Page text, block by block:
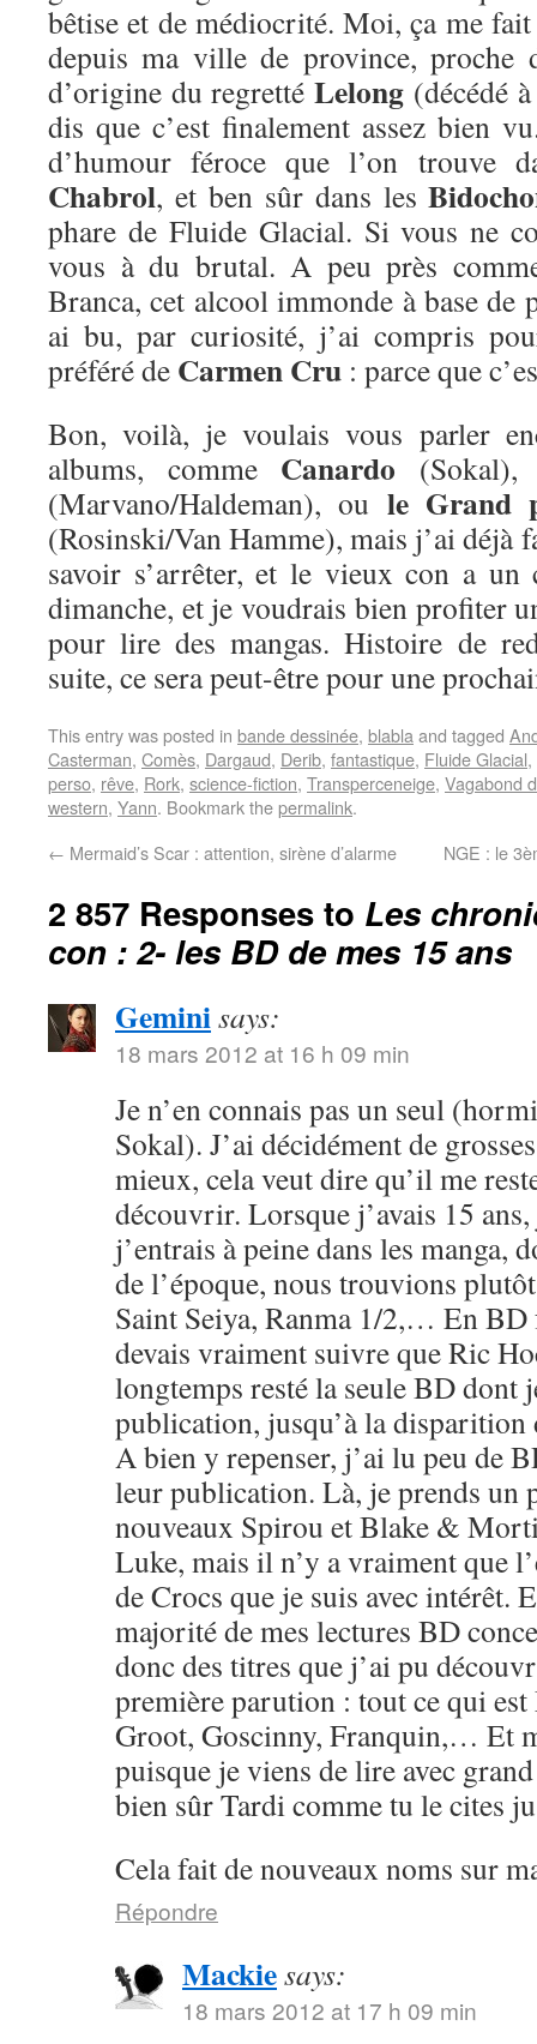
bêtise et de médiocrité. Moi, ça me
depuis ma ville de province, proche
d’origine du regrettéLelong (décédé
dis que c’est finalement assez bien
d’humour féroce que l’on trouve
Chabrol, et ben sûr dans les
phare de Fluide Glacial. Si vous ne
vous à du brutal. A peu près
Branca, cet alcool immonde à base de
ai bu, par curiosité, j’ai compris
préféré de Carmen Cru : parce que
Bon, voilà, je voulais vous parler
albums, comme Canardo
(Marvano/Haldeman), ou le Grand
(Rosinski/Van Hamme), mais j’ai déjà
savoir s’arrêter, et le vieux con a un
dimanche, et je voudrais bien profiter
pour lire des mangas. Histoire de
suite, ce sera peut-être pour une
This entry was posted in bande dessinée, blabla and tagged
Casterman, Comès, Dargaud, Derib, fantastique, Fluide Glacial,
perso, rêve, Rork, science-fiction, Transperceneige, Vagabond
western, Yann. Bookmark thepermalink.
← Mermaid’s Scar : attention, sirène d’alarme NGE : le
2 857 Responses to Les
con : 2- les BD de mes 15 ans
Geminisays:
18 mars 2012 at 16 h 09 min
Je n’en connais pas un seul
Sokal). J’ai décidément de
mieux, cela veut dire qu’il me
découvrir. Lorsque j’avais 15
j’entrais à peine dans les manga,
de l’époque, nous trouvions
Saint Seiya, Ranma 1/2,… En BD
devais vraiment suivre que Ric
longtemps resté la seule BD dont
publication, jusqu’à la disparition
A bien y repenser, j’ai lu peu de
leur publication. Là, je prends un
nouveaux Spirou et Blake &
Luke, mais il n’y a vraiment que
de Crocs que je suis avec intérêt.
majorité de mes lectures BD
donc des titres que j’ai pu
première parution : tout ce qui
Groot, Goscinny, Franquin,… Et
puisque je viens de lire avec
bien sûr Tardi comme tu le cites
Cela fait de nouveaux noms sur
Répondre
Mackiesays:
18 mars 2012 at 17 h 09 min